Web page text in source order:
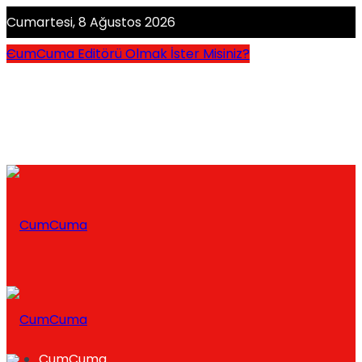
Cumartesi, 8 Ağustos 2026
CumCuma Editörü Olmak İster Misiniz?